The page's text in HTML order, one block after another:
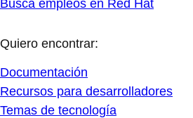
Busca empleos en Red Hat
Quiero encontrar:
Documentación
Recursos para desarrolladores
Temas de tecnología